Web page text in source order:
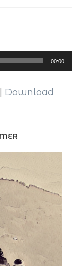
00:00
Download